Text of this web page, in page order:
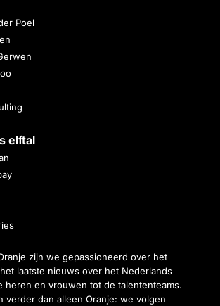
Poel
elftal
zijn we gepassioneerd over het
laatste nieuws over het Nederlands
heren en vrouwen tot de talententeams.
verder dan alleen Oranje: we volgen